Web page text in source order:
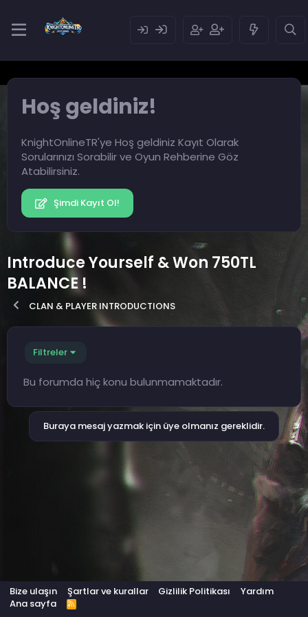
Hoş geldiniz!
KnightOnlineTR'ye Hoş geldiniz Kayıt Olarak
Sorularınızı Sorabilir ve Oyun Rehberine Göz
Atabilirsiniz.
Şimdi Kayıt Ol!
Introduce Yourself & Won 750TL
BALANCE !
CLAN & PLAYER INTRODUCTIONS
Filtreler
Bu forumda hiç konu bulunmamaktadır.
Buraya mesaj yazmak için üye olmanız gereklidir.
Bize ulaşın Şartlar ve kurallar Gizlilik Politikası
Yardım
Ana sayfa
R
S